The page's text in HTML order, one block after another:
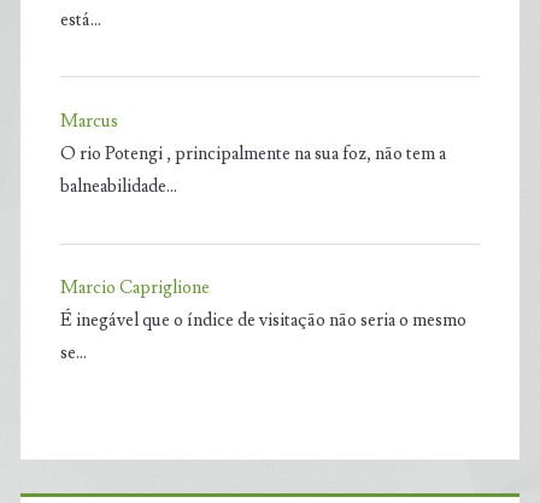
está…
Marcus
O rio Potengi , principalmente na sua foz, não tem a
balneabilidade…
Marcio Capriglione
É inegável que o índice de visitação não seria o mesmo
se…